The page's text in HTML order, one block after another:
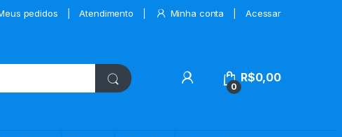
pedidos Atendimento Minha conta Acessar
My Account
0
R$0,00